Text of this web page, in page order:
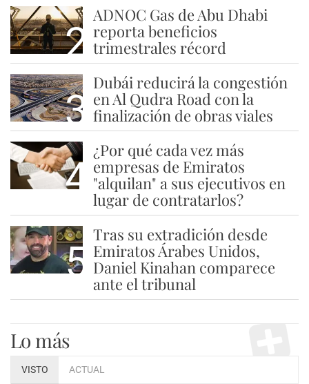
2
ADNOC Gas de Abu Dhabi
reporta beneficios
trimestrales récord
3
Dubái reducirá la congestión
en Al Qudra Road con la
finalización de obras viales
4
¿Por qué cada vez más
empresas de Emiratos
"alquilan" a sus ejecutivos en
lugar de contratarlos?
5
Tras su extradición desde
Emiratos Árabes Unidos,
Daniel Kinahan comparece
ante el tribunal
Lo más
VISTO ACTUAL